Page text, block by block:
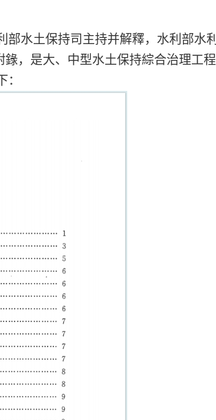
水土保持司主持并解釋，水利部水利
，是大、中型水土保持綜合治理工程